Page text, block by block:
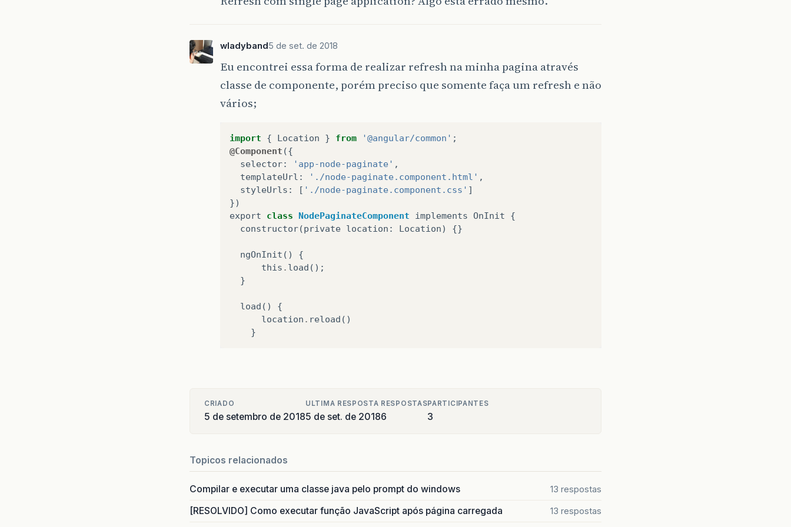
wladyband5 de set. de 2018
Eu encontrei essa forma de realizar refresh na minha pagina através
classe de componente, porém preciso que somente faça um refresh e não
vários;
import { Location } from '@angular/common' ;
@Component ({
selector: 'app-node-paginate' ,
templateUrl : './node-paginate.component.html' ,
styleUrls : [ './node-paginate.component.css' ]
})
export
class NodePaginateComponent implements OnInit
{
constructor(private location : Location) {}
ngOnInit ()
{
this . load ();
}
load ()
{
location . reload ()
}
CRIADO
5 de setembro de 2018
ULTIMA RESPOSTA
5 de set. de 2018
RESPOSTAS
6
PARTICIPANTES
3
Topicos relacionados
Compilar e executar uma classe java pelo prompt do windows 13 respostas
[RESOLVIDO] Como executar função JavaScript após página carregada 13 respostas